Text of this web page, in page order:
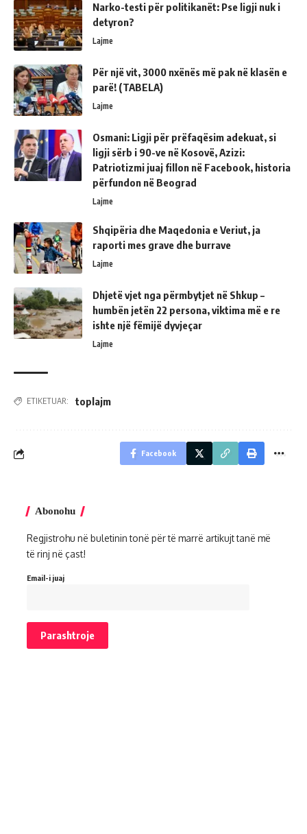
Narko-testi për politikanët: Pse ligji nuk i
detyron?
Lajme
Për një vit, 3000 nxënës më pak në klasën e
parë! (TABELA)
Lajme
Osmani: Ligji për prëfaqësim adekuat, si
ligji sërb i 90-ve në Kosovë, Azizi:
Patriotizmi juaj fillon në Facebook, historia
përfundon në Beograd
Lajme
Shqipëria dhe Maqedonia e Veriut, ja
raporti mes grave dhe burrave
Lajme
Dhjetë vjet nga përmbytjet në Shkup –
humbën jetën 22 persona, viktima më e re
ishte një fëmijë dyvjeçar
Lajme
ETIKETUAR: toplajm
Facebook
Abonohu
Regjistrohu në buletinin tonë për të marrë artikujt tanë më
të rinj në çast!
Email-i juaj